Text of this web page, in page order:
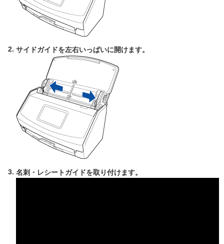
サイドガイドを左右いっぱいに開けます。
名刺・レシートガイドを取り付けます。